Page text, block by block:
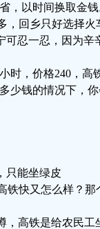
，以时间换取金钱
，回乡只好选择火
可忍一忍，因为辛
时，价格240，高
少钱的情况下，
只能坐绿皮
铁快又怎么样？
，高铁是给农民